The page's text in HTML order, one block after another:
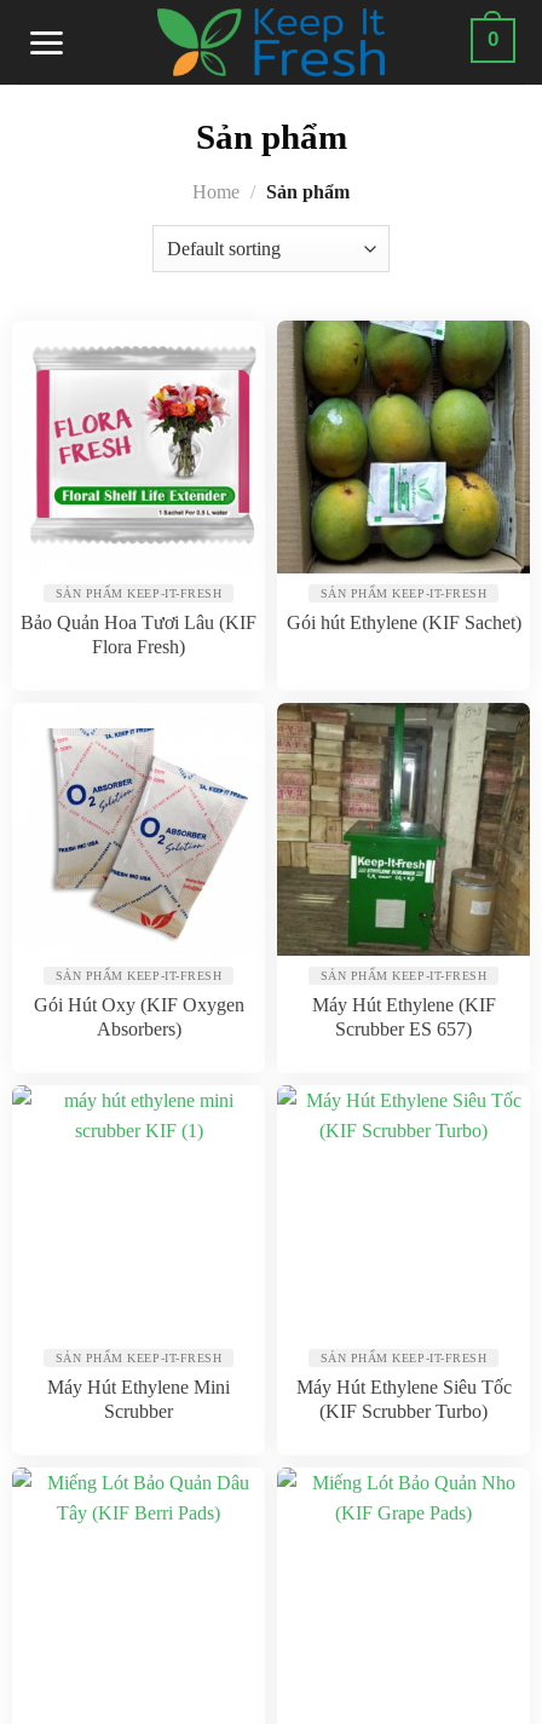
0
Sản phẩm
Home / Sản phẩm
SẢN PHẨM KEEP-IT-FRESH
Bảo Quản Hoa Tươi Lâu (KIF
Flora Fresh)
SẢN PHẨM KEEP-IT-FRESH
Gói hút Ethylene (KIF Sachet)
SẢN PHẨM KEEP-IT-FRESH
Gói Hút Oxy (KIF Oxygen
Absorbers)
SẢN PHẨM KEEP-IT-FRESH
Máy Hút Ethylene (KIF
Scrubber ES 657)
SẢN PHẨM KEEP-IT-FRESH
Máy Hút Ethylene Mini
Scrubber
SẢN PHẨM KEEP-IT-FRESH
Máy Hút Ethylene Siêu Tốc
(KIF Scrubber Turbo)